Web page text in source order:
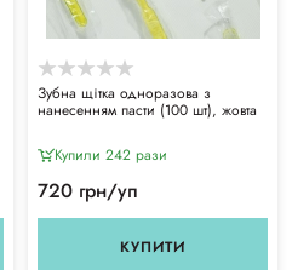
Зубна щітка одноразова з
нанесенням пасти (100 шт), жовта
Купили 242 рази
720 грн/уп
КУПИТИ